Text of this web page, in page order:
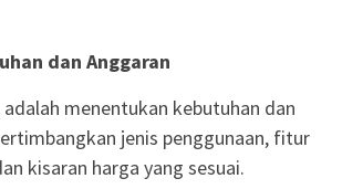
dan Anggaran
menentukan kebutuhan dan
jenis penggunaan, fitur
kisaran harga yang sesuai.